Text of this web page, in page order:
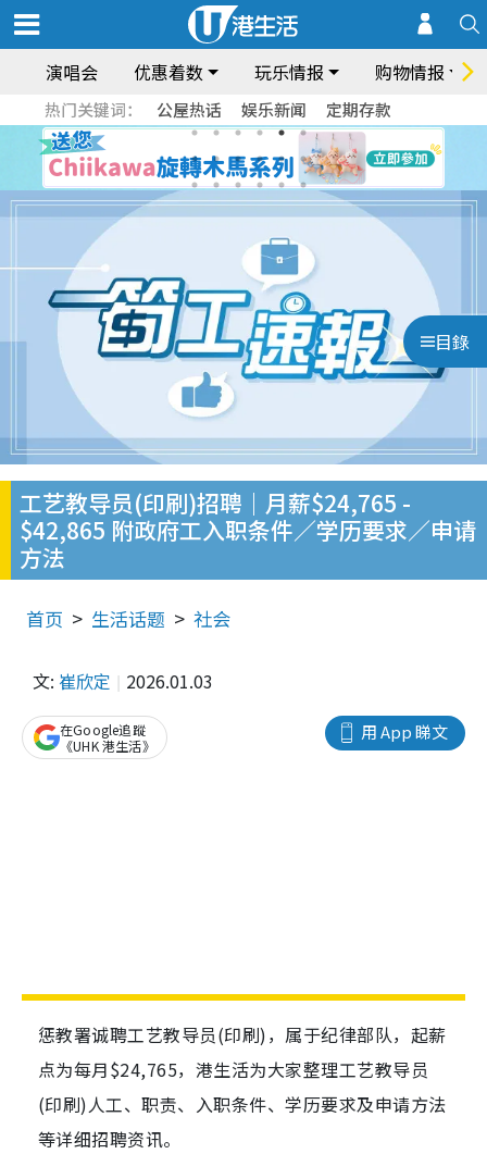
演唱会 优惠着数 玩乐情报 购物情报
热门关键词： 公屋热话 娱乐新闻 定期存款
目錄
工艺教导员(印刷)招聘｜月薪$24,765 -
$42,865 附政府工入职条件／学历要求／申请
方法
首页 生活话题 社会
文: 崔欣定 2026.01.03
用 App 睇文
在Google追蹤
《UHK 港生活》
惩教署诚聘工艺教导员(印刷)，属于纪律部队，起薪
点为每月$24,765，港生活为大家整理工艺教导员
(印刷)人工、职责、入职条件、学历要求及申请方法
等详细招聘资讯。